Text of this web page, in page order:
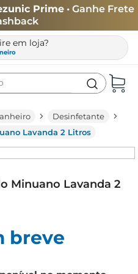
Prime • Ganhe Frete
em loja?
Desinfetante
Lavanda 2 Litros
Minuano Lavanda 2
breve